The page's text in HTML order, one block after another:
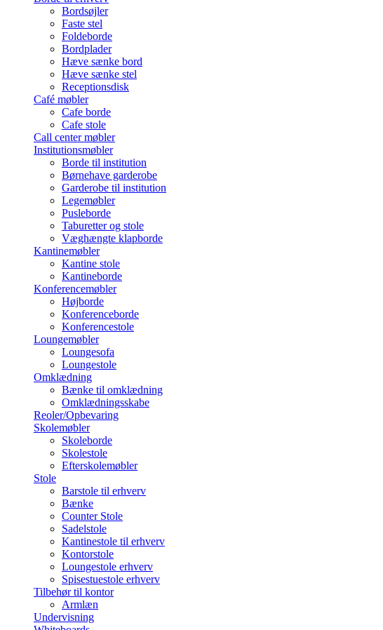
Bordsøjler
Faste stel
Foldeborde
Bordplader
Hæve sænke bord
Hæve sænke stel
Receptionsdisk
Café møbler
Cafe borde
Cafe stole
Call center møbler
Institutionsmøbler
Borde til institution
Børnehave garderobe
Garderobe til institution
Legemøbler
Pusleborde
Taburetter og stole
Væghængte klapborde
Kantinemøbler
Kantine stole
Kantineborde
Konferencemøbler
Højborde
Konferenceborde
Konferencestole
Loungemøbler
Loungesofa
Loungestole
Omklædning
Bænke til omklædning
Omklædningsskabe
Reoler/Opbevaring
Skolemøbler
Skoleborde
Skolestole
Efterskolemøbler
Stole
Barstole til erhverv
Bænke
Counter Stole
Sadelstole
Kantinestole til erhverv
Kontorstole
Loungestole erhverv
Spisestuestole erhverv
Tilbehør til kontor
Armlæn
Undervisning